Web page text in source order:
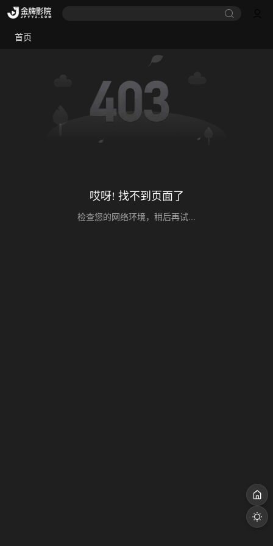
首页
哎呀! 找不到页面了
检查您的网络环境，稍后再试...